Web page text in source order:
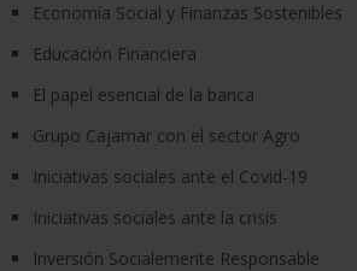
Economía Social y Finanzas Sostenibles
Educación Financiera
El papel esencial de la banca
Grupo Cajamar con el sector Agro
Iniciativas sociales ante el Covid-19
Iniciativas sociales ante la crisis
Inversión Socialemente Responsable